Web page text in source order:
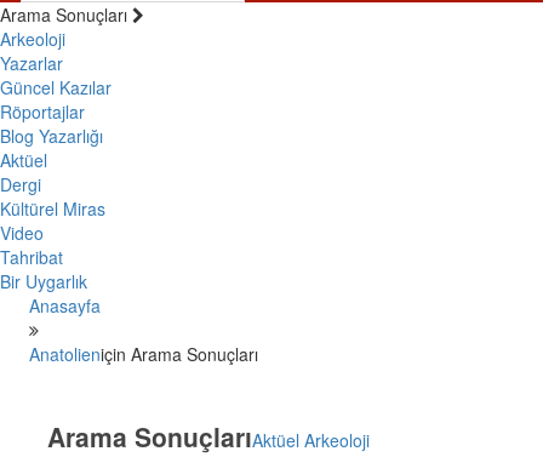
Arama Sonuçları
Arkeoloji
Yazarlar
Güncel Kazılar
Röportajlar
Blog Yazarlığı
Aktüel
Dergi
Kültürel Miras
Video
Tahribat
Bir Uygarlık
Anasayfa
Anatolieniçin Arama Sonuçları
Arama SonuçlarıAktüel Arkeoloji